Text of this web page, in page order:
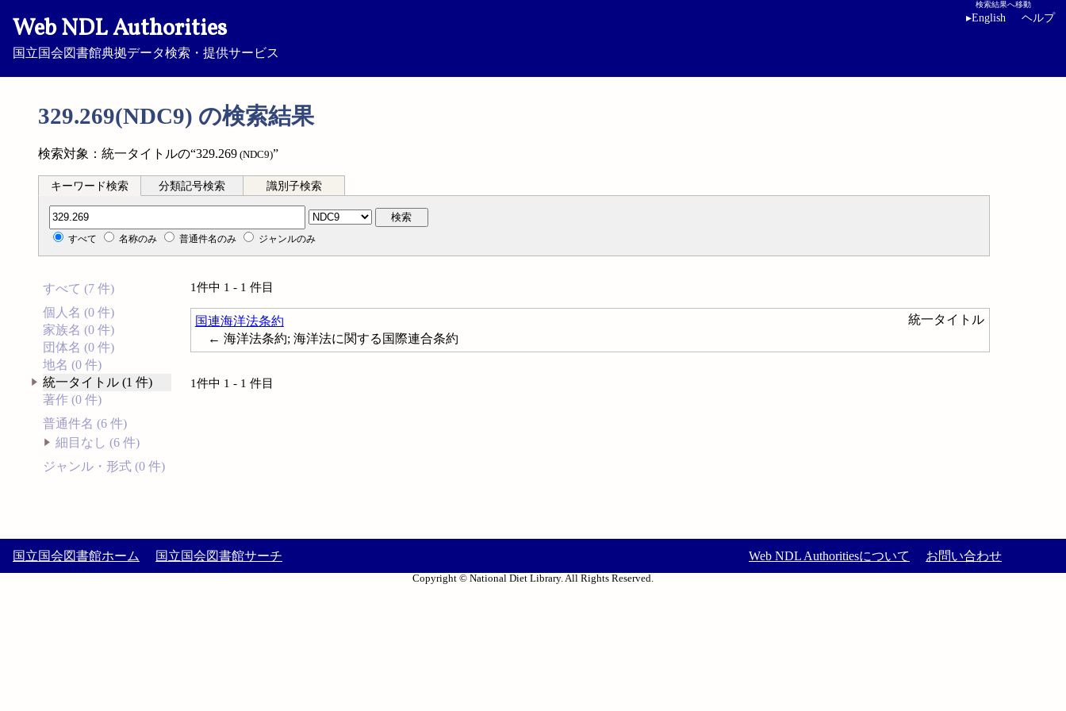
Web NDL Authorities
国立国会図書館典拠データ検索・提供サービス
検索結果へ移動
▸English ヘルプ
329.269(NDC9) の検索結果
検索対象：統一タイトルの“329.269 (NDC9)”
キーワード検索 分類記号検索 識別子検索
分類記号検索 検索
すべて 名称のみ 普通件名のみ ジャンルのみ
すべて (7 件)
個人名 (0 件)
家族名 (0 件)
団体名 (0 件)
地名 (0 件)
統一タイトル (1 件)
著作 (0 件)
普通件名 (6 件)
細目なし (6 件)
ジャンル・形式 (0 件)
1件中 1 - 1 件目
国連海洋法条約
統一タイトル
← 海洋法条約; 海洋法に関する国際連合条約
1件中 1 - 1 件目
国立国会図書館ホーム 国立国会図書館サーチ Web NDL Authoritiesについて お問い合わせ
Copyright © National Diet Library. All Rights Reserved.